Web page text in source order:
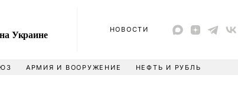
Украине НОВОСТИ
АРМИЯ И ВООРУЖЕНИЕ НЕФТЬ И РУБЛЬ